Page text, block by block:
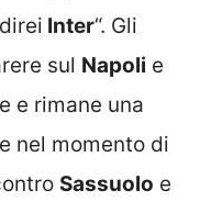
Inter“. Gli
sul Napoli e
e rimane una
nel momento di
Sassuolo e